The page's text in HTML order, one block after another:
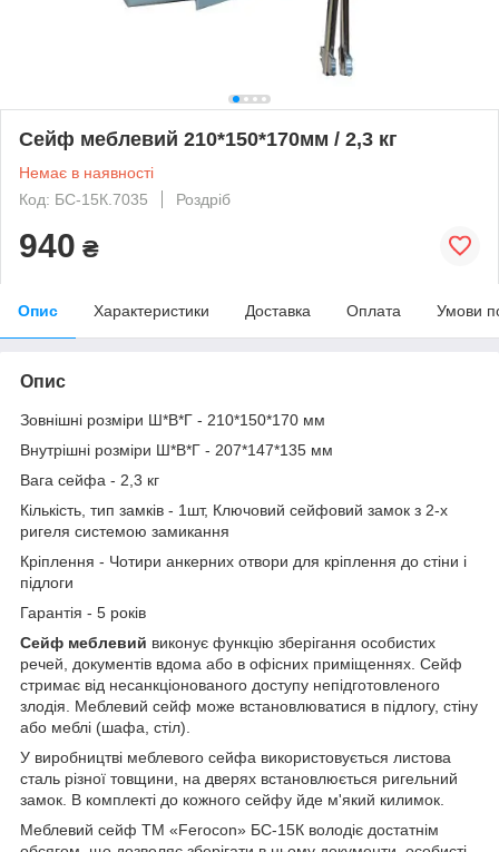
Сейф меблевий 210*150*170мм / 2,3 кг
Немає в наявності
Код: БС-15К.7035
Роздріб
940 ₴
Опис Характеристики Доставка Оплата Умови
Опис
Зовнішні розміри Ш*В*Г - 210*150*170 мм
Внутрішні розміри Ш*В*Г - 207*147*135 мм
Вага сейфа - 2,3 кг
Кількість, тип замків - 1шт, Ключовий сейфовий замок з 2-х
ригеля системою замикання
Кріплення - Чотири анкерних отвори для кріплення до стіни і
підлоги
Гарантія - 5 років
Сейф меблевий виконує функцію зберігання особистих
речей, документів вдома або в офісних приміщеннях. Сейф
стримає від несанкціонованого доступу непідготовленого
злодія. Меблевий сейф може встановлюватися в підлогу, стіну
або меблі (шафа, стіл).
У виробництві меблевого сейфа використовується листова
сталь різної товщини, на дверях встановлюється ригельний
замок. В комплекті до кожного сейфу йде м'який килимок.
Меблевий сейф TM «Ferocon» БС-15К володіє достатнім